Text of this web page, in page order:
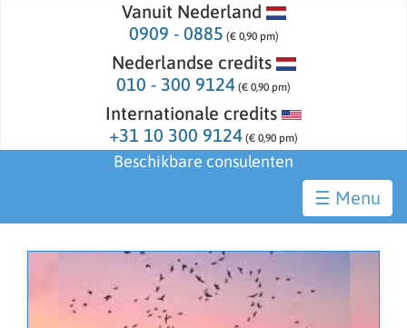
Vanuit Nederland
0909 - 0885 (€ 0,90 pm)
Nederlandse credits
010 - 300 9124 (€ 0,90 pm)
Internationale credits
+31 10 300 9124 (€ 0,90 pm)
Beschikbare consulenten
☰